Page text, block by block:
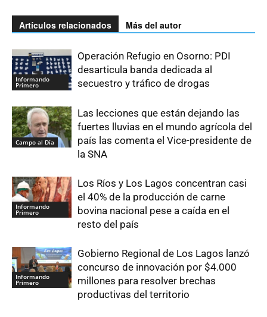
Artículos relacionados Más del autor
Informando
Primero
Operación Refugio en Osorno: PDI
desarticula banda dedicada al
secuestro y tráfico de drogas
Campo al Día
Las lecciones que están dejando las
fuertes lluvias en el mundo agrícola del
país las comenta el Vice-presidente de
la SNA
Informando
Primero
Los Ríos y Los Lagos concentran casi
el 40% de la producción de carne
bovina nacional pese a caída en el
resto del país
Informando
Primero
Gobierno Regional de Los Lagos lanzó
concurso de innovación por $4.000
millones para resolver brechas
productivas del territorio